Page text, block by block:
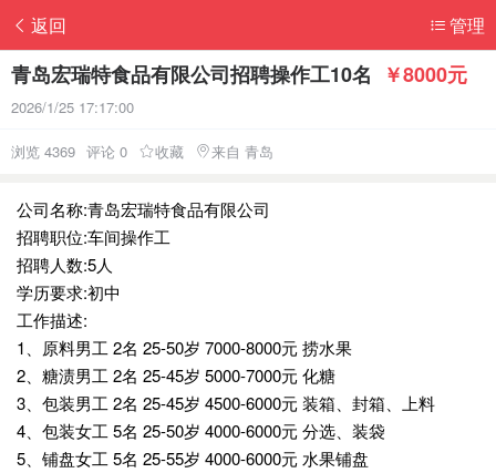
返回 管理
青岛宏瑞特食品有限公司招聘操作工10名 ￥8000元
2026/1/25 17:17:00
浏览 4369 评论 0 收藏 来自 青岛
公司名称:青岛宏瑞特食品有限公司
招聘职位:车间操作工
招聘人数:5人
学历要求:初中
工作描述:
1、原料男工 2名 25-50岁 7000-8000元 捞水果
2、糖渍男工 2名 25-45岁 5000-7000元 化糖
3、包装男工 2名 25-45岁 4500-6000元 装箱、封箱、上料
4、包装女工 5名 25-50岁 4000-6000元 分选、装袋
5、铺盘女工 5名 25-55岁 4000-6000元 水果铺盘